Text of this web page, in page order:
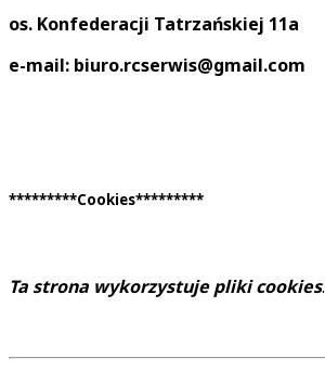
os. Konfederacji Tatrzańskiej 11a
e-mail: biuro.rcserwis@gmail.com
*********Cookies*********
Ta strona wykorzystuje pliki cookies.